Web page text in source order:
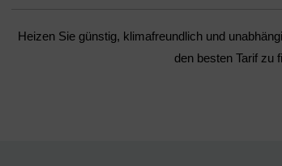
Heizen Sie günstig, klimafreundlich und
den besten Tarif zu